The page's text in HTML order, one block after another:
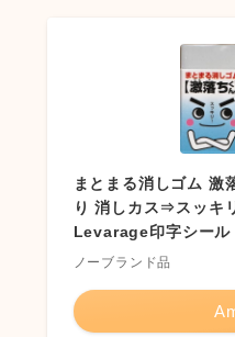
まとまる消しゴム 激
り 消しカス⇒スッキ
Levarage印字シー
ノーブランド品